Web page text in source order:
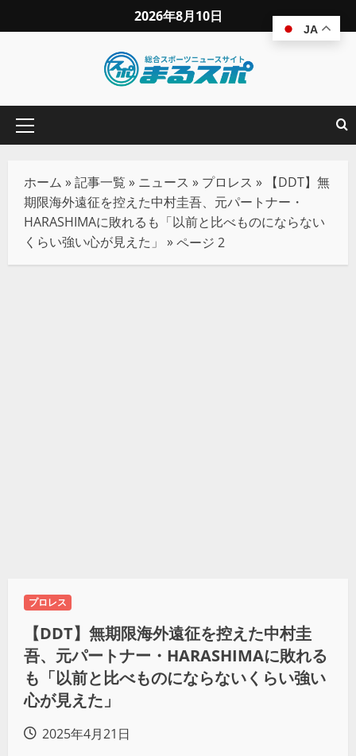
2026年8月10日
ホーム »記事一覧 » ニュース » プロレス »
【DDT】無
期限海外遠征を控えた中村圭吾、元パートナー・
HARASHIMAに敗れるも「以前と比べものにならない
くらい強い心が見えた」 »ページ 2
プロレス
【DDT】無期限海外遠征を控えた中村圭
吾、元パートナー・HARASHIMAに敗れる
も「以前と比べものにならないくらい強い
心が見えた」
2025年4月21日
JA